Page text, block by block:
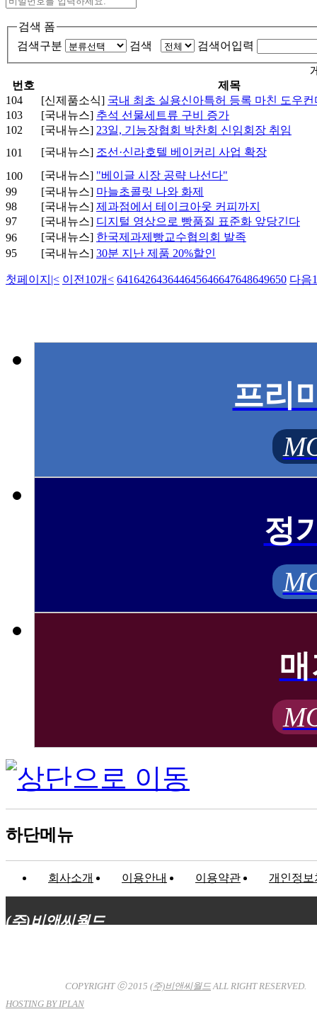
검색 폼
검색구분
검색 검색어입력
번호
제목
104
[신제품소식] 국내 최초 실용신아특허 등록 마친 도우
103
[국내뉴스] 추석 선물세트류 구비 증가
102
[국내뉴스] 23일, 기능장협회 박찬회 신임회장 취임
101
[국내뉴스] 조선·신라호텔 베이커리 사업 확장
100
[국내뉴스] "베이글 시장 공략 나선다"
99
[국내뉴스] 마늘초콜릿 나와 화제
98
[국내뉴스] 제과점에서 테이크아웃 커피까지
97
[국내뉴스] 디지털 영상으로 빵품질 표준화 앞당긴다
96
[국내뉴스] 한국제과제빵교수협의회 발족
95
[국내뉴스] 30분 지난 제품 20%할인
첫페이지 |< 이전10개< 641642643644645646647648649650 다음
프리
정
하단메뉴
회사소개 이용안내 이용약관 개인정보
(주)비앤씨월드
COPYRIGHT ⓒ 2015 (주)비앤씨월드ALL RIGHT RESERVED.
HOSTING BY IPLAN